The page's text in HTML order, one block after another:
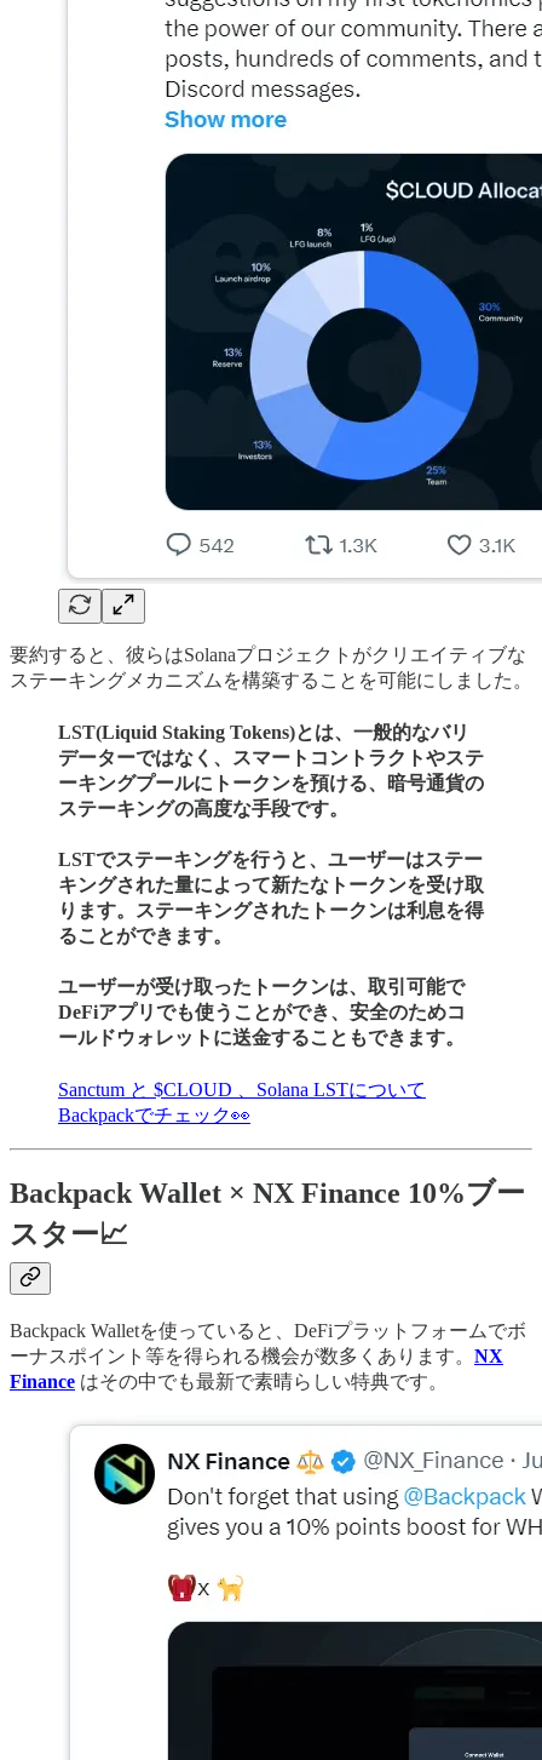
要約すると、彼らはSolanaプロジェクトがクリエイティブな
ステーキングメカニズムを構築することを可能にしました。
LST(Liquid Staking Tokens)とは、一般的なバリ
データーではなく、スマートコントラクトやステ
ーキングプールにトークンを預ける、暗号通貨の
ステーキングの高度な手段です。
LSTでステーキングを行うと、ユーザーはステー
キングされた量によって新たなトークンを受け取
ります。ステーキングされたトークンは利息を得
ることができます。
ユーザーが受け取ったトークンは、取引可能で
DeFiアプリでも使うことができ、安全のためコ
ールドウォレットに送金することもできます。
Sanctum と $CLOUD 、Solana LSTについて
Backpackでチェック👀
Backpack Wallet × NX Finance 10%ブー
スター📈
Backpack Walletを使っていると、DeFiプラットフォームでボ
ーナスポイント等を得られる機会が数多くあります。 NX
Finance はその中でも最新で素晴らしい特典です。